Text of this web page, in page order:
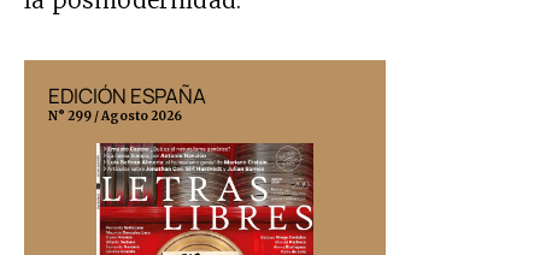
EDICIÓN ESPAÑA
N° 299 / Agosto 2026